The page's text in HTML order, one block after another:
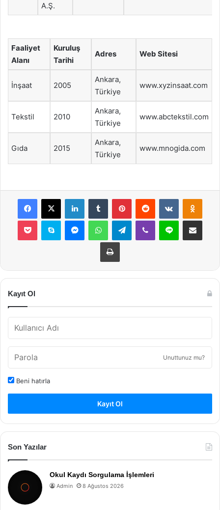
A.Ş.
Faaliyet
Alanı
Kuruluş
Tarihi
Adres Web Sitesi
İnşaat 2005
Ankara,
Türkiye
www.xyzinsaat.com
Tekstil 2010
Ankara,
Türkiye
www.abctekstil.com
Gıda 2015
Ankara,
Türkiye
www.mnogida.com
Facebook
X LinkedInTumblr PinterestReddit VKontakte
Pocket Skype MessengerWhatsAppTelegramViber Line E-Posta ile
Yazdır
Kayıt Ol
Unuttunuz mu?
Beni hatırla
Kayıt Ol
Son Yazılar
Okul Kaydı Sorgulama İşlemleri
Admin 8 Ağustos 2026